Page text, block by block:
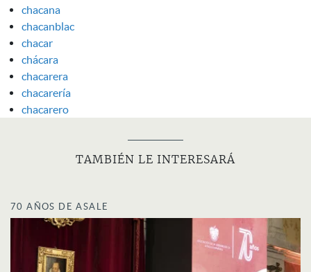
chacana
chacanblac
chacar
chácara
chacarera
chacarería
chacarero
TAMBIÉN LE INTERESARÁ
70 AÑOS DE ASALE